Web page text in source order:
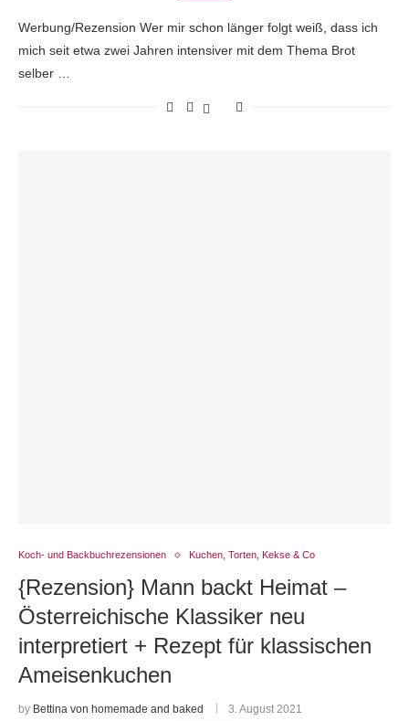
Werbung/Rezension Wer mir schon länger folgt weiß, dass ich
mich seit etwa zwei Jahren intensiver mit dem Thema Brot
selber …
Koch- und Backbuchrezensionen Kuchen, Torten, Kekse & Co
{Rezension} Mann backt Heimat –
Österreichische Klassiker neu
interpretiert + Rezept für klassischen
Ameisenkuchen
by Bettina von homemade and baked 3. August 2021